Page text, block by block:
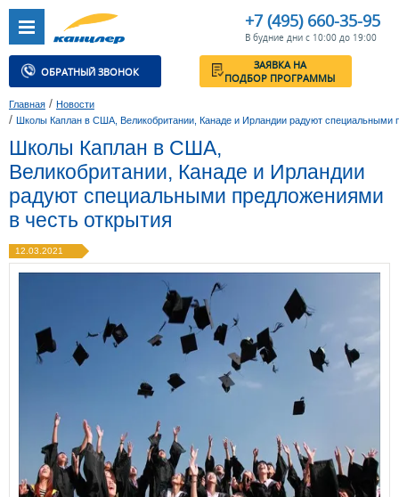
+7 (495) 660-35-95
В будние дни с 10:00 до 19:00
ОБРАТНЫЙ ЗВОНОК
ЗАЯВКА НА
ПОДБОР ПРОГРАММЫ
Главная / Новости
/ Школы Каплан в США, Великобритании, Канаде и Ирландии радуют специальными
Школы Каплан в США,
Великобритании, Канаде и Ирландии
радуют специальными предложениями
в честь открытия
12.03.2021